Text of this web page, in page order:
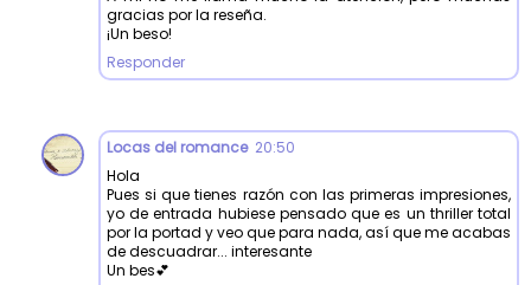
gracias por la reseña.
¡Un beso!
Responder
Locas del romance 20:50
Hola
Pues si que tienes razón con las primeras impresiones,
yo de entrada hubiese pensado que es un thriller total
por la portad y veo que para nada, así que me acabas
de descuadrar... interesante
Un bes💕